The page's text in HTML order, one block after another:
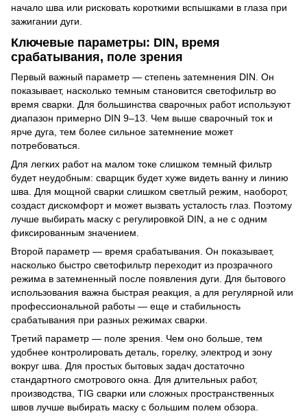
начало шва или рисковать короткими вспышками в глаза при
зажигании дуги.
Ключевые параметры: DIN, время
срабатывания, поле зрения
Первый важный параметр — степень затемнения DIN. Он
показывает, насколько темным становится светофильтр во
время сварки. Для большинства сварочных работ используют
диапазон примерно DIN 9–13. Чем выше сварочный ток и
ярче дуга, тем более сильное затемнение может
потребоваться.
Для легких работ на малом токе слишком темный фильтр
будет неудобным: сварщик будет хуже видеть ванну и линию
шва. Для мощной сварки слишком светлый режим, наоборот,
создаст дискомфорт и может вызвать усталость глаз. Поэтому
лучше выбирать маску с регулировкой DIN, а не с одним
фиксированным значением.
Второй параметр — время срабатывания. Он показывает,
насколько быстро светофильтр переходит из прозрачного
режима в затемненный после появления дуги. Для бытового
использования важна быстрая реакция, а для регулярной или
профессиональной работы — еще и стабильность
срабатывания при разных режимах сварки.
Третий параметр — поле зрения. Чем оно больше, тем
удобнее контролировать деталь, горелку, электрод и зону
вокруг шва. Для простых бытовых задач достаточно
стандартного смотрового окна. Для длительных работ,
производства, TIG сварки или сложных пространственных
швов лучше выбирать маску с большим полем обзора.